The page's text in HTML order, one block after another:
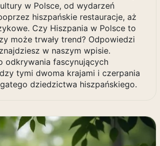
w Polsce, od wydarzeń
hiszpańskie restauracje, aż
Czy Hiszpania w Polsce to
może trwały trend? Odpowiedzi
w naszym wpisie.
odkrywania fascynujących
tymi dwoma krajami i czerpania
dziedzictwa hiszpańskiego.